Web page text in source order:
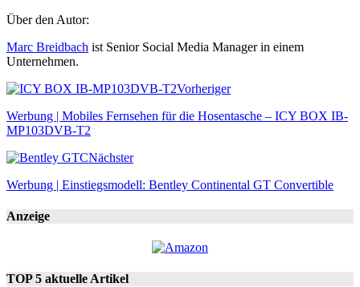
Über den Autor:
Marc Breidbach ist Senior Social Media Manager in einem
Unternehmen.
Vorheriger
Werbung | Mobiles Fernsehen für die Hosentasche – ICY BOX IB-
MP103DVB-T2
Nächster
Werbung | Einstiegsmodell: Bentley Continental GT Convertible
Anzeige
TOP 5 aktuelle Artikel